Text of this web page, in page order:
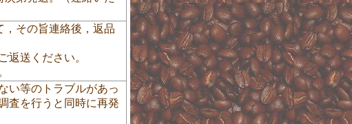
，その旨連絡後，返品
返送ください。
い等のトラブルがあっ
査を行うと同時に再発